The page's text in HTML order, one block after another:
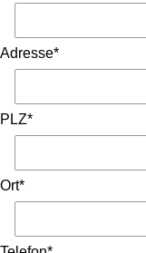
Adresse*
PLZ*
Ort*